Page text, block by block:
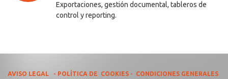
Exportaciones, gestión documental, tableros de
control y reporting.
AVISO LEGAL - POLÍTICA DE COOKIES - CONDICIONES GENERALES